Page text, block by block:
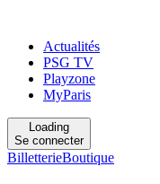
Actualités
PSG TV
Playzone
MyParis
Loading
Se connecter
BilletterieBoutique